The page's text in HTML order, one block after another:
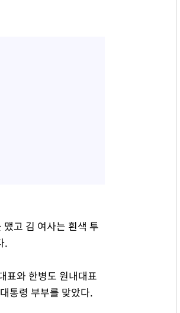
고 김 여사는 흰색 투
.
표와 한병도 원내대표
통령 부부를 맞았다.